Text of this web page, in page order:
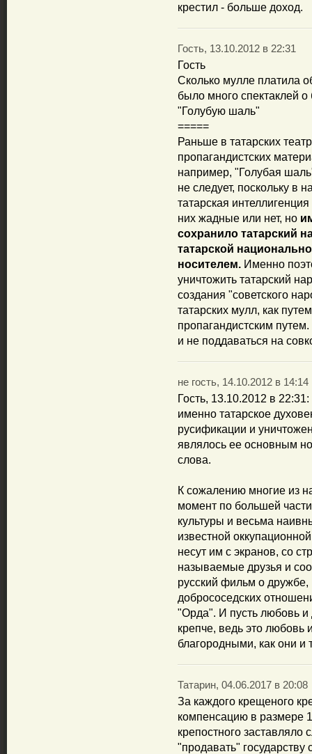
крестил - больше доход.
Гость, 13.10.2012 в 22:31
Гость
Сколько мулле платила
было много спектаклей
"Голубую шаль"
=====
Раньше в татарских
пропагандистских
например, "Голубая
не следует, поскольку в
татарская
них жадные или нет, но
сохранило татарский
татарской
носителем. Именно
уничтожить татарский
создания "советского
татарских мулл, как
пропагандистским
и не поддаваться на
не гость, 14.10.2012 в 14:14
Гость, 13.10.2012 в
именно татарское
русификации и
являлось ее основным
слова.
К сожалению многие из
момент по большей
культуры и весьма
известной
несут им с экранов, со
называемые друзья и
русский фильм о
добрососедских
"Орда". И пусть любовь и
крепче, ведь это
благородными, как они
Татарин, 04.06.2017 в 20:08
За каждого крещеного
компенсацию в размере
крепостного заставляло
"продавать" государству